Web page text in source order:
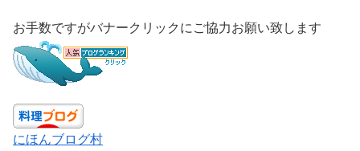
お手数ですがバナークリックにご協力お願い致します
にほんブログ村